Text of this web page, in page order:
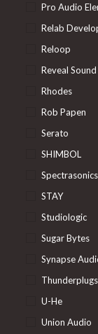
Pro Audio
Relab
Reloop
Reveal Sound
Rhodes
Rob Papen
Serato
SHIMBOL
Spectrasonics
STAY
Studiologic
Sugar Bytes
Synapse
Thunderplugs
U-He
Union Audio